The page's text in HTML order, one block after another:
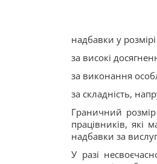
надбавки у
за високі
за виконання
за складність,
Граничний
працівників, які
надбавки за
У разі